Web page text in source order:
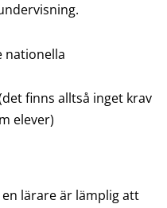
nationella
finns alltså inget krav
elever)
lärare är lämplig att